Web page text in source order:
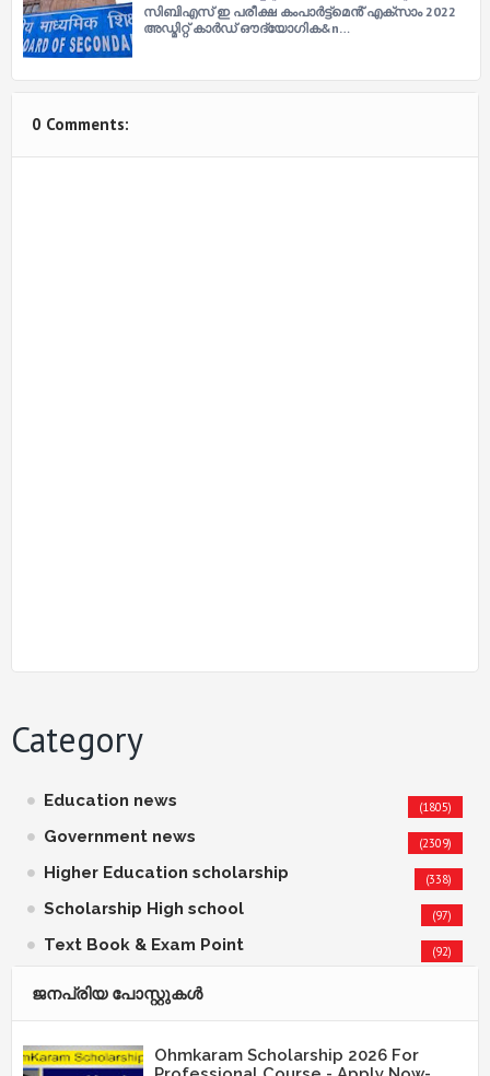
സിബിഎസ് ഇ പരീക്ഷ കംപാർട്ട്മെൻ് എക്സാം 2022
അഡ്മിറ്റ് കാർഡ് ഔദ്യോ​ഗിക&n…
0 Comments:
Category
Education news (1805)
Government news (2309)
Higher Education scholarship (338)
Scholarship High school (97)
Text Book & Exam Point (92)
ജനപ്രിയ പോസ്റ്റുകള്‍‌
Ohmkaram Scholarship 2026 For